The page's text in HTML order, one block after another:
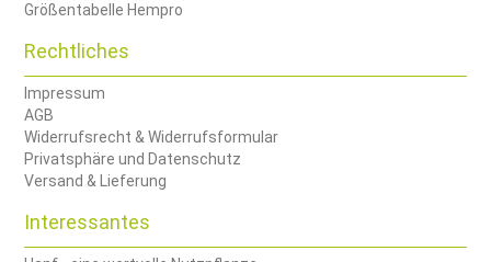
Größentabelle Hempro
Rechtliches
Impressum
AGB
Widerrufsrecht & Widerrufsformular
Privatsphäre und Datenschutz
Versand & Lieferung
Interessantes